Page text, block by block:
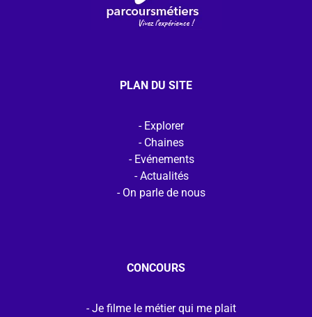
PLAN DU SITE
Explorer
Chaines
Evénements
Actualités
On parle de nous
CONCOURS
Je filme le métier qui me plait